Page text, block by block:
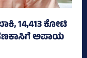
14,413 ಕೋಟಿ
ಹಣಕಾಸಿಗೆ ಅಪಾಯ